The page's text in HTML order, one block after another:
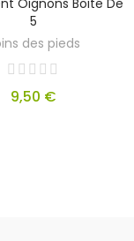
5
des pieds
9,50 €